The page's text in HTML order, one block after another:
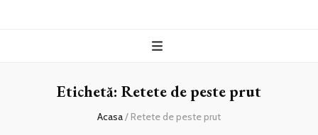
Etichetă: Retete de peste prut
Acasa/ Retete de peste prut